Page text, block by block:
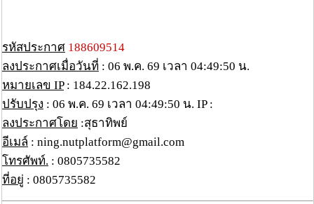
รหัสประกาศ 188609514
ลงประกาศเมื่อวันที่ : 06 พ.ค. 69 เวลา 04:49:50 น.
หมายเลข IP: 184.22.162.198
ปรับปรุง : 06 พ.ค. 69 เวลา 04:49:50 น. IP :
ลงประกาศโดย :สุธาทิพย์
อีเมล์ : ning.nutplatform@gmail.com
โทรศัพท์. : 0805735582
ที่อยู่ : 0805735582